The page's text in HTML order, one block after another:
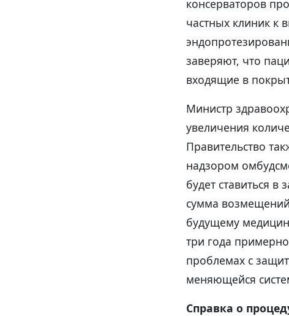
консерваторов
частных клиник к
заверяют, что
входящие в
Министр
увеличения
Правительство
надзором
будет ставиться
сумма
будущему
три года
проблемах с
меняющейся
Справка о